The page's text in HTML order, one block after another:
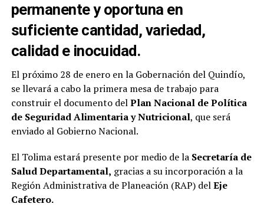
permanente y oportuna en
suficiente cantidad, variedad,
calidad e inocuidad.
El próximo 28 de enero en la Gobernación del Quindío,
se llevará a cabo la primera mesa de trabajo para
construir el documento delPlan Nacional de Política
de Seguridad Alimentaria y Nutricional, que será
enviado al Gobierno Nacional.
El Tolima estará presente por medio de la Secretaría de
Salud Departamental, gracias a su incorporación a la
Región Administrativa de Planeación (RAP) delEje
Cafetero.